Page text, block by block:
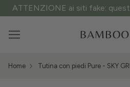
ATTENZIONE ai siti fake:
Home Tutina con piedi Pure - SKY